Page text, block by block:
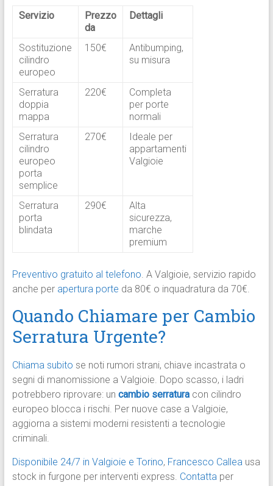
Servizio
Prezzo
da
Dettagli
Sostituzione
cilindro
europeo
150€
Antibumping,
su misura ​
Serratura
doppia
mappa
220€
Completa
per porte
normali
Serratura
cilindro
europeo
porta
semplice
270€
Ideale per
appartamenti
Valgioie
Serratura
porta
blindata
290€
Alta
sicurezza,
marche
premium ​
Preventivo gratuito al telefono. A Valgioie, servizio rapido
anche per apertura porte da 80€ o inquadratura da 70€.​
Quando Chiamare per Cambio
Serratura Urgente?
Chiama subito se noti rumori strani, chiave incastrata o
segni di manomissione a Valgioie. Dopo scasso, i ladri
potrebbero riprovare: un cambio serraturacon cilindro
europeo blocca i rischi. Per nuove case a Valgioie,
aggiorna a sistemi moderni resistenti a tecnologie
criminali.​
Disponibile 24/7 in Valgioie e Torino, Francesco Calleausa
stock in furgone per interventi express. Contattaper